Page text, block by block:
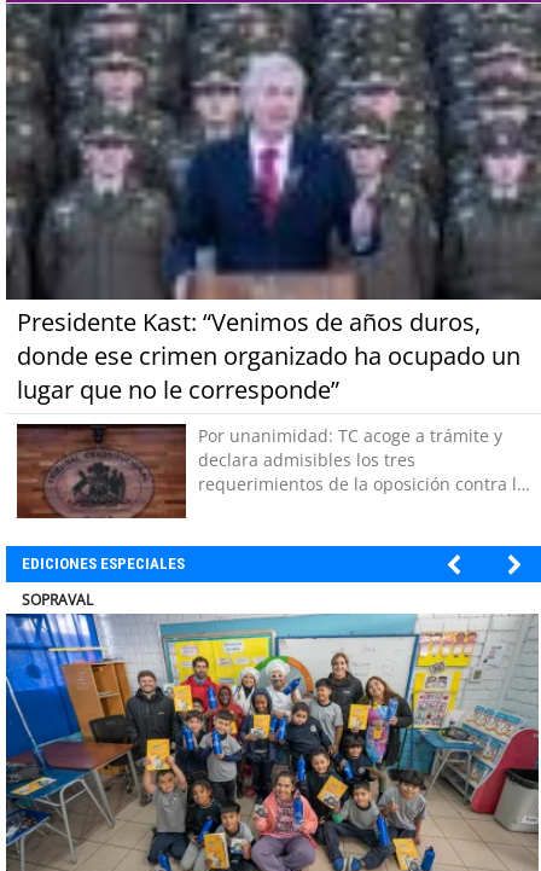
Presidente Kast: “Venimos de años duros,
donde ese crimen organizado ha ocupado un
lugar que no le corresponde”
Por unanimidad: TC acoge a trámite y
declara admisibles los tres
requerimientos de la oposición contra la
EDICIONES ESPECIALES
ULTRAPORT